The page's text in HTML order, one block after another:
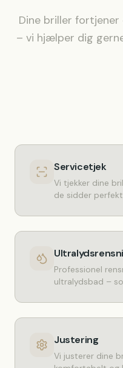
Dine briller
– vi hjælper dig
Servicetjek
Vi tjekker dine
de sidder
Professionel
ultralydsbad –
Justering
Vi justerer dine